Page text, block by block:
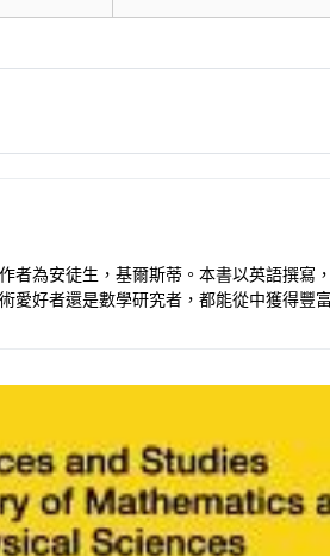
者為安徒生，基爾斯蒂。本書以英語撰
好者還是數學研究者，都能從中獲得豐